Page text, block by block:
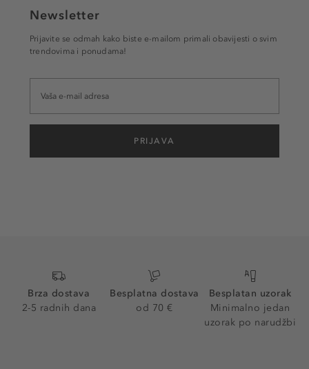
Newsletter
Prijavite se odmah kako biste e-mailom primali obavijesti o svim
trendovima i ponudama!
PRIJAVA
Brza dostava
2-5 radnih dana
Besplatna dostava
od 70 €
Besplatan uzorak
Minimalno jedan
uzorak po narudžbi